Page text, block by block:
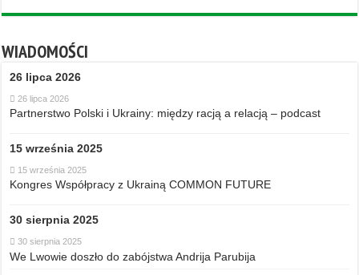
WIADOMOŚCI
26 lipca 2026
26 lipca 2026
Partnerstwo Polski i Ukrainy: między racją a relacją – podcast
15 września 2025
15 września 2025
Kongres Współpracy z Ukrainą COMMON FUTURE
30 sierpnia 2025
30 sierpnia 2025
We Lwowie doszło do zabójstwa Andrija Parubija